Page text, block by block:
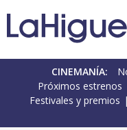
CINEMANÍA:
Próximos estrenos
Festivales y premios